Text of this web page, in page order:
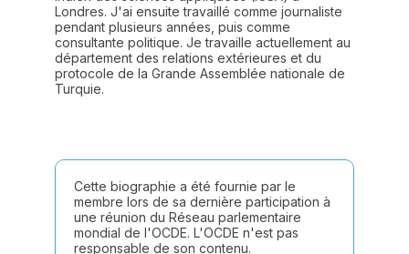
Londres. J'ai ensuite travaillé comme journaliste
pendant plusieurs années, puis comme
consultante politique. Je travaille actuellement au
département des relations extérieures et du
protocole de la Grande Assemblée nationale de
Turquie.
Cette biographie a été fournie par le
membre lors de sa dernière participation à
une réunion du Réseau parlementaire
mondial de l'OCDE. L'OCDE n'est pas
responsable de son contenu.